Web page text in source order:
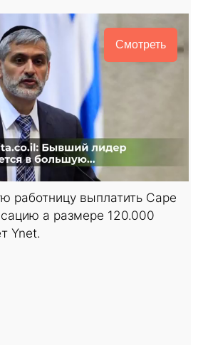
Смотреть
работницу выплатить Саре
а размере 120.000
Ynet.